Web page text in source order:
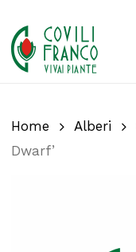
main
content
Carrello
Home Alberi
Dwarf’